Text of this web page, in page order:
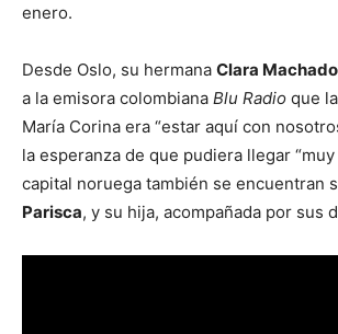
enero.
Desde Oslo, su hermana Clara
a la emisora colombiana Blu Radio que
María Corina era “estar aquí con
la esperanza de que pudiera llegar “muy
capital noruega también se encuentran
Parisca, y su hija, acompañada por sus